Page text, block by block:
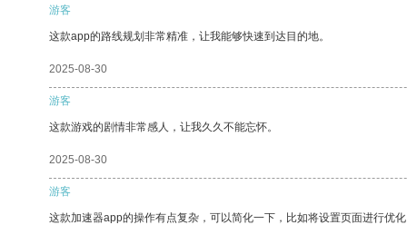
游客
这款app的路线规划非常精准，让我能够快速到达目的地。
2025-08-30
游客
这款游戏的剧情非常感人，让我久久不能忘怀。
2025-08-30
游客
这款加速器app的操作有点复杂，可以简化一下，比如将设置页面进行优